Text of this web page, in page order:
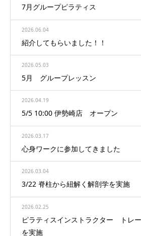
7月グループピラティス
2026.06.04
紹介してもらいました！！
2026.05.03
5月 グループレッスン
2026.04.19
5/5 10:00 伊勢崎店 オープン
2026.03.17
心身ワークに参加してきました
2026.03.04
3/22 脊柱から紐解く解剖学を実施
2026.02.25
ピラティスインストラクター トレ
を実施